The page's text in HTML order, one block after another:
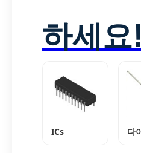
하세요!
ICs 다